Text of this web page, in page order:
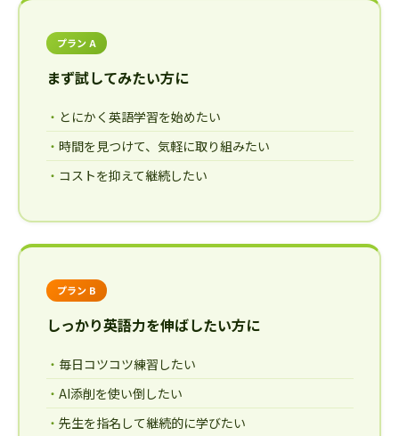
プラン A
まず試してみたい方に
とにかく英語学習を始めたい
時間を見つけて、気軽に取り組みたい
コストを抑えて継続したい
プラン B
しっかり英語力を伸ばしたい方に
毎日コツコツ練習したい
AI添削を使い倒したい
先生を指名して継続的に学びたい